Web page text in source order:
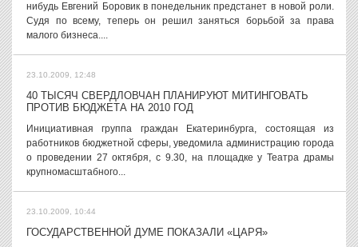
нибудь Евгений Боровик в понедельник предстанет в новой роли.
Судя по всему, теперь он решил заняться борьбой за права
малого бизнеса....
23.10.2009, 12:48
40 ТЫСЯЧ СВЕРДЛОВЧАН ПЛАНИРУЮТ МИТИНГОВАТЬ
ПРОТИВ БЮДЖЕТА НА 2010 ГОД
Инициативная группа граждан Екатеринбурга, состоящая из
работников бюджетной сферы, уведомила администрацию города
о проведении 27 октября, с 9.30, на площадке у Театра драмы
крупномасштабного...
23.10.2009, 10:44
ГОСУДАРСТВЕННОЙ ДУМЕ ПОКАЗАЛИ «ЦАРЯ»